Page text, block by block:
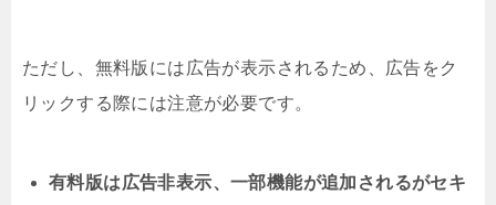
ただし、無料版には広告が表示されるため、広告をク
リックする際には注意が必要です。
有料版は広告非表示、一部機能が追加されるがセキ